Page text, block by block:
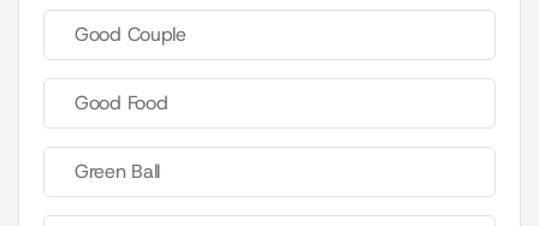
Good Couple
Good Food
Green Ball